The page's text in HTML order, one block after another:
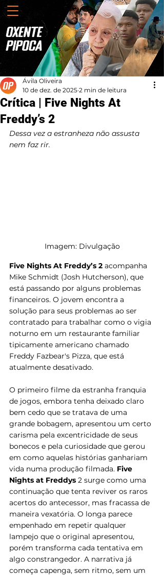
Crítica | Five Nights At
Freddy’s 2
Ávila Oliveira
10 de dez. de 2025 2 min de leitura
Dessa vez a estranheza não assusta
nem faz rir.
Imagem: Divulgação
Five Nights At Freddy’s 2 acompanha
Mike Schmidt (Josh Hutcherson), que
está passando por alguns problemas
financeiros. O jovem encontra a
solução para seus problemas ao ser
contratado para trabalhar como o vigia
noturno em um restaurante familiar
tipicamente americano chamado
Freddy Fazbear's Pizza, que está
atualmente desativado.
O primeiro filme da estranha franquia
de jogos, embora tenha deixado claro
bem cedo que se tratava de uma
grande bobagem, apresentou um certo
carisma pela excentricidade de seus
bonecos e pela curiosidade que gerou
em como aquelas histórias ganhariam
vida numa produção filmada. Five
Nights at Freddys 2 surge como uma
continuação que tenta reviver os raros
acertos do antecessor, mas fracassa de
maneira vexatória. O longa parece
empenhado em repetir qualquer
lampejo que o original apresentou,
porém transforma cada tentativa em
algo constrangedor. A narrativa já
começa capenga, sem ritmo, sem um